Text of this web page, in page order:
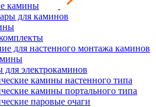
камины
для каминов
для настенного монтажа каминов
для электрокаминов
камины настенного типа
камины портального типа
паровые очаги